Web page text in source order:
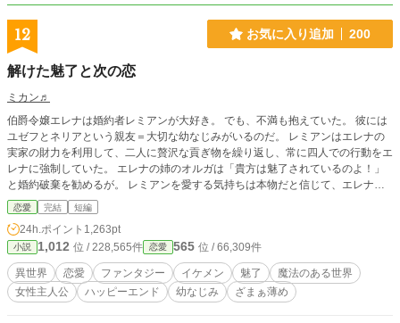
12 お気に入り追加 200
解けた魅了と次の恋
ミカン♬
伯爵令嬢エレナは婚約者レミアンが大好き。 でも、不満も抱えていた。 彼には
ユゼフとネリアという親友＝大切な幼なじみがいるのだ。 レミアンはエレナの
実家の財力を利用して、二人に贅沢な貢ぎ物を繰り返し、常に四人での行動をエ
レナに強制していた。 エレナの姉のオルガは「貴方は魅了されているのよ！」
と婚約破棄を勧めるが。 レミアンを愛する気持ちは本物だと信じて、エレナは
承知できないでいた。 魅了・幼なじみが絡むお話です。 「またかー」と仰ら
ず、暇つぶしに読んで頂けると嬉しいです。 ふんわり設定で、サクッと完結。
なろう様にも投稿。
恋愛 完結 短編
24h.ポイント 1,263pt
小説 1,012 位 / 228,565件 恋愛 565 位 / 66,309件
異世界 恋愛 ファンタジー イケメン 魅了
魔法のある世界
女性主人公
ハッピーエンド 幼なじみ ざまぁ薄め